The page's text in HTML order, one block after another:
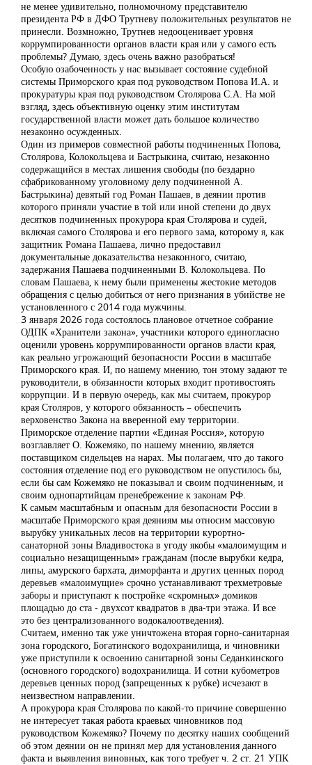
не менее удивительно, полномочному представителю
президента РФ в ДФО Трутневу положительных результатов не
принесли. Возмножно, Трутнев недооценивает уровня
коррумпированности органов власти края или у самого есть
проблемы? Думаю, здесь очень важно разобраться!
Особую озабоченность у нас вызывает состояние судебной
системы Приморского края под руководством Попова И.А. и
прокуратуры края под руководством Столярова С.А. На мой
взгляд, здесь объективную оценку этим институтам
государственной власти может дать большое количество
незаконно осужденных.
Один из примеров совместной работы подчиненных Попова,
Столярова, Колокольцева и Бастрыкина, считаю, незаконно
содержащийся в местах лишения свободы (по бездарно
сфабрикованному уголовному делу подчиненной А.
Бастрыкина) девятый год Роман Пашаев, в деянии против
которого приняли участие в той или иной степени до двух
десятков подчиненных прокурора края Столярова и судей,
включая самого Столярова и его первого зама, которому я, как
защитник Романа Пашаева, лично предоставил
документальные доказательства незаконного, считаю,
задержания Пашаева подчиненными В. Колокольцева. По
словам Пашаева, к нему были применены жестокие методов
обращения с целью добиться от него признания в убийстве не
установленного с 2014 года мужчины.
3 января 2026 года состоялось плановое отчетное собрание
ОДПК «Хранители закона», участники которого единогласно
оценили уровень коррумпированности органов власти края,
как реально угрожающий безопасности России в масштабе
Приморского края. И, по нашему мнению, тон этому задают те
руководители, в обязанности которых входит противостоять
коррупции. И в первую очередь, как мы считаем, прокурор
края Столяров, у которого обязанность – обеспечить
верховенство Закона на вверенной ему территории.
Приморское отделение партии «Единая Россия», которую
возглавляет О. Кожемяко, по нашему мнению, является
поставщиком сидельцев на нарах. Мы полагаем, что до такого
состояния отделение под его руководством не опустилось бы,
если бы сам Кожемяко не показывал и своим подчиненным, и
своим однопартийцам пренебрежение к законам РФ.
К самым масштабным и опасным для безопасности России в
масштабе Приморского края деяниям мы относим массовую
вырубку уникальных лесов на территории курортно-
санаторной зоны Владивостока в угоду якобы «малоимущим и
социально незащищенным» гражданам (после вырубки кедра,
липы, амурского бархата, диморфанта и других ценных пород
деревьев «малоимущие» срочно устанавливают трехметровые
заборы и приступают к постройке «скромных» домиков
площадью до ста - двухсот квадратов в два-три этажа. И все
это без централизованного водокалоотведения).
Считаем, именно так уже уничтожена вторая горно-санитарная
зона городского, Богатинского водохранилища, и чиновники
уже приступили к освоению санитарной зоны Седанкинского
(основного городского) водохранилища. И сотни кубометров
деревьев ценных пород (запрещенных к рубке) исчезают в
неизвестном направлении.
А прокурора края Столярова по какой-то причине совершенно
не интересует такая работа краевых чиновников под
руководством Кожемяко? Почему по десятку наших сообщений
об этом деянии он не принял мер для установления данного
факта и выявления виновных, как того требует ч. 2 ст. 21 УПК